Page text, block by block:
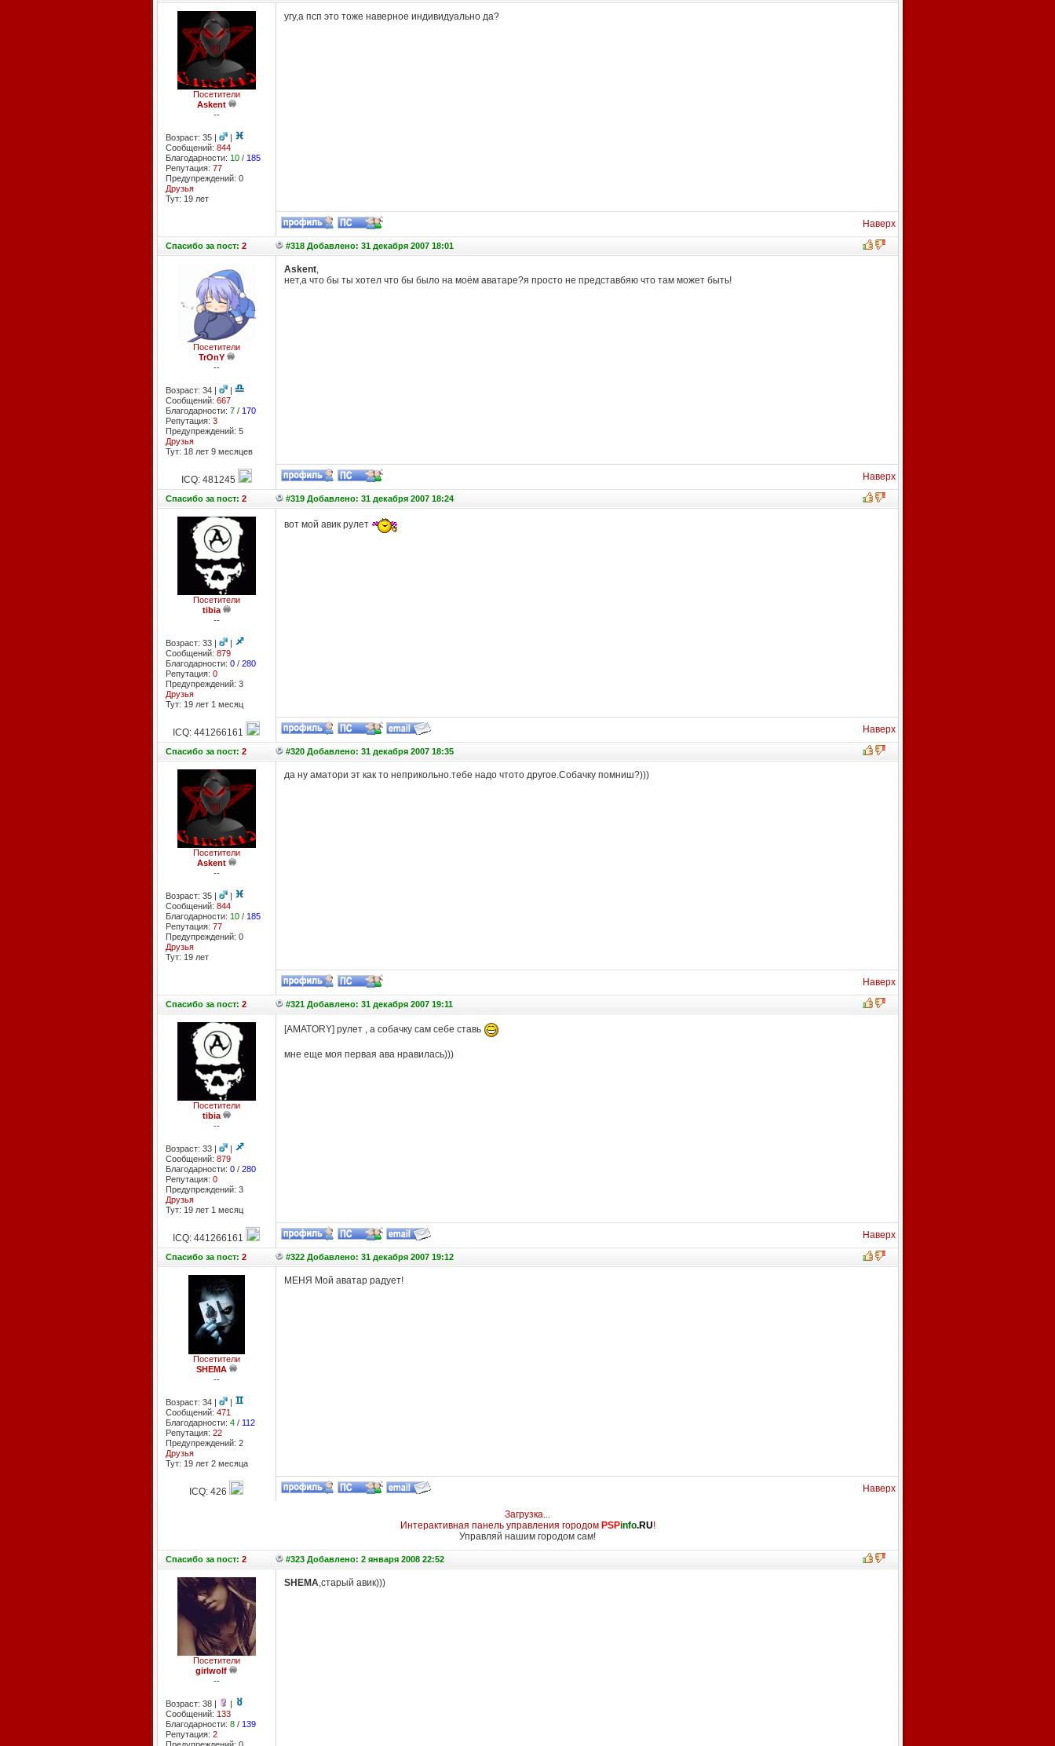
Посетители
Askent
--
Возраст: 35 |
|
Сообщений: 844
Благодарности: 10/ 185
Репутация: 77
Предупреждений: 0
Друзья
Тут: 19 лет
угу,а псп это тоже наверное индивидуально да?
Наверх
Спасибоза пост: 2 #318 Добавлено: 31 декабря 2007 18:01
Посетители
TrOnY
--
Возраст: 34 |
|
Сообщений: 667
Благодарности: 7/ 170
Репутация: 3
Предупреждений: 5
Друзья
Тут: 18 лет 9 месяцев
Askent,
нет,а что бы ты хотел что бы было на моём аватаре?я просто не представбяю что там может быть!
ICQ: 481245 Наверх
Спасибоза пост: 2 #319 Добавлено: 31 декабря 2007 18:24
Посетители
tibia
--
Возраст: 33 |
|
Сообщений: 879
Благодарности: 0/ 280
Репутация: 0
Предупреждений: 3
Друзья
Тут: 19 лет 1 месяц
вот мой авик рулет
ICQ: 441266161 Наверх
Спасибоза пост: 2 #320 Добавлено: 31 декабря 2007 18:35
Посетители
Askent
--
Возраст: 35 |
|
Сообщений: 844
Благодарности: 10/ 185
Репутация: 77
Предупреждений: 0
Друзья
Тут: 19 лет
да ну аматори эт как то неприкольно.тебе надо чтото другое.Собачку помниш?)))
Наверх
Спасибоза пост: 2 #321 Добавлено: 31 декабря 2007 19:11
Посетители
tibia
--
Возраст: 33 |
|
Сообщений: 879
Благодарности: 0/ 280
Репутация: 0
Предупреждений: 3
Друзья
Тут: 19 лет 1 месяц
[AMATORY] рулет , а собачку сам себе ставь
мне еще моя первая ава нравилась)))
ICQ: 441266161 Наверх
Спасибоза пост: 2 #322 Добавлено: 31 декабря 2007 19:12
Посетители
SHEMA
--
Возраст: 34 |
|
Сообщений: 471
Благодарности: 4/ 112
Репутация: 22
Предупреждений: 2
Друзья
Тут: 19 лет 2 месяцa
МЕНЯ Мой аватар радует!
ICQ: 426 Наверх
Загрузка...
Интерактивная панель управления городом PSPinfo.RU!
Управляй нашим городом сам!
Спасибоза пост: 2 #323 Добавлено: 2 января 2008 22:52
Посетители
girlwolf
--
Возраст: 38 |
|
Сообщений: 133
Благодарности: 8/ 139
Репутация: 2
SHEMA,старый авик)))